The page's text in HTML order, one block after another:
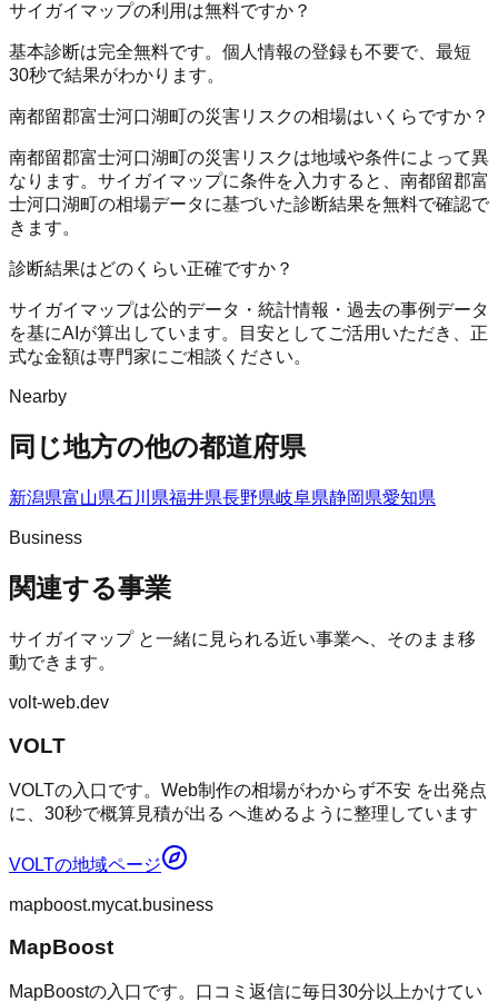
サイガイマップの利用は無料ですか？
基本診断は完全無料です。個人情報の登録も不要で、最短
30秒で結果がわかります。
南都留郡富士河口湖町の災害リスクの相場はいくらですか？
南都留郡富士河口湖町の災害リスクは地域や条件によって異
なります。サイガイマップに条件を入力すると、南都留郡富
士河口湖町の相場データに基づいた診断結果を無料で確認で
きます。
診断結果はどのくらい正確ですか？
サイガイマップは公的データ・統計情報・過去の事例データ
を基にAIが算出しています。目安としてご活用いただき、正
式な金額は専門家にご相談ください。
Nearby
同じ地方の他の都道府県
新潟県富山県石川県福井県長野県岐阜県静岡県愛知県
Business
関連する事業
サイガイマップと一緒に見られる近い事業へ、そのまま移
動できます。
volt-web.dev
VOLT
VOLTの入口です。Web制作の相場がわからず不安 を出発点
に、30秒で概算見積が出る へ進めるように整理しています
VOLTの地域ページ
mapboost.mycat.business
MapBoost
MapBoostの入口です。口コミ返信に毎日30分以上かけてい